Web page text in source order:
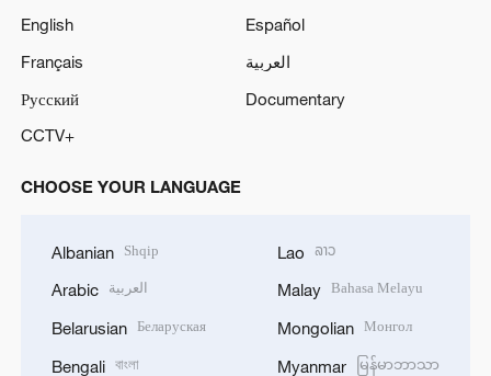
English
Español
Français
العربية
Русский
Documentary
CCTV+
CHOOSE YOUR LANGUAGE
Albanian Shqip
Arabic العربية
Belarusian Беларуская
Bengali বাংলা
Lao ລາວ
Malay Bahasa Melayu
Mongolian Монгол
Myanmar မြန်မာဘာသာ